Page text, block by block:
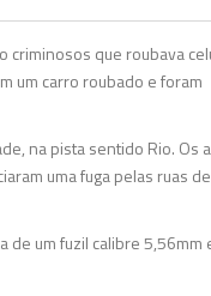
criminosos que roubava
um carro roubado e foram
na pista sentido Rio. Os
uma fuga pelas ruas
de um fuzil calibre 5,56mm